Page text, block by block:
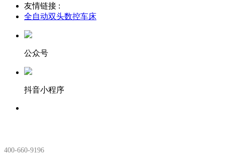
友情链接 :
全自动双头数控车床
公众号
抖音小程序
400-660-9196